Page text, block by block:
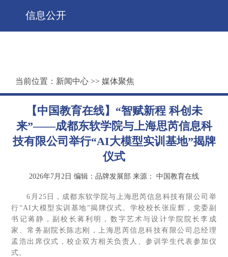
信息公开
当前位置： 新闻中心 >> 媒体聚焦
【中国教育在线】“智赋新程 科创未
来”——成都东软学院与上海思芮信息科
技有限公司举行“AI大模型实训基地”揭牌
仪式
2026年7月2日 编辑：品牌发展部 来源： 中国教育在线
6月25日，成都东软学院与上海思芮信息科技有限公司举
行“AI大模型实训基地”揭牌仪式。学校校长张应辉，党委副
书记蒋静，副校长蒋利明，数字艺术与设计学院院长李成
家、常务副院长陈志刚，上海思芮信息科技有限公司总经理
孟浩出席仪式，校企双方相关负责人、参训学生代表参加仪
式。